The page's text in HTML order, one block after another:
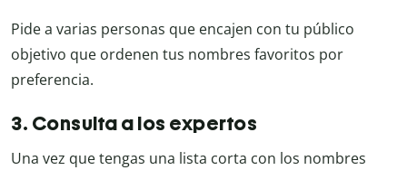
Pide a varias personas que encajen con tu público
objetivo que ordenen tus nombres favoritos por
preferencia.
3. Consulta a los expertos
Una vez que tengas una lista corta con los nombres